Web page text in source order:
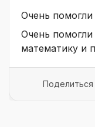
Очень
Очень
математику и
Поделиться